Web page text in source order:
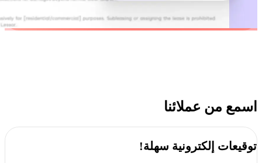
اسمع من عملائنا
توقيعات إلكترونية سهلة!